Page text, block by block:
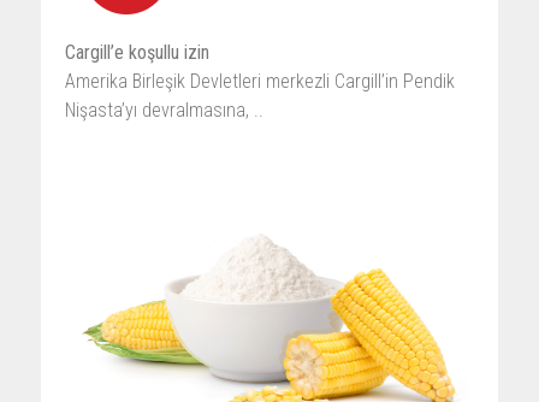
Cargill’e koşullu izin
Amerika Birleşik Devletleri merkezli Cargill’in Pendik
Nişasta’yı devralmasına, ..